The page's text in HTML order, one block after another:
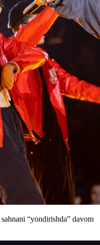
sahnani “yondirishda” davom